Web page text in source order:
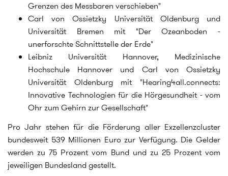
Grenzen des Messbaren verschieben"
Carl von Ossietzky Universität Oldenburg und
Universität Bremen mit "Der Ozeanboden -
unerforschte Schnittstelle der Erde"
Leibniz Universität Hannover, Medizinische
Hochschule Hannover und Carl von Ossietzky
Universität Oldenburg mit "Hearing4all.connects:
Innovative Technologien für die Hörgesundheit - vom
Ohr zum Gehirn zur Gesellschaft"
Pro Jahr stehen für die Förderung aller Exzellenzcluster
bundesweit 539 Millionen Euro zur Verfügung. Die Gelder
werden zu 75 Prozent vom Bund und zu 25 Prozent vom
jeweiligen Bundesland gestellt.